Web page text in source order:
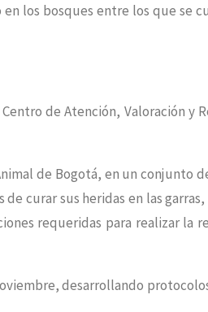
los bosques entre los que se
de Atención, Valoración y
de Bogotá, en un conjunto
curar sus heridas en las
requeridas para realizar la
desarrollando